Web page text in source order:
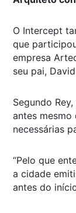
O Intercept
que
empresa
seu pai, David
Segundo
antes
necessárias
“Pelo que
a cidade
antes do